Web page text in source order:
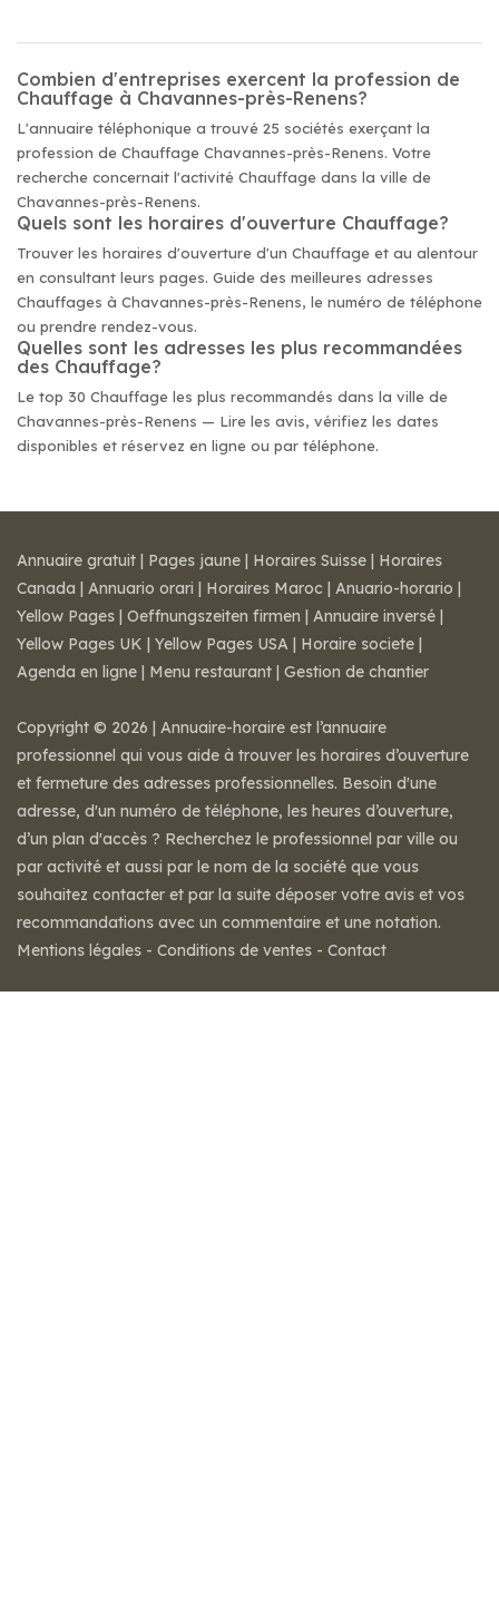
Combien d'entreprises exercent la profession de
Chauffage à Chavannes-près-Renens?
L'annuaire téléphonique a trouvé 25 sociétés exerçant la
profession de Chauffage Chavannes-près-Renens. Votre
recherche concernait l'activité Chauffage dans la ville de
Chavannes-près-Renens.
Quels sont les horaires d'ouverture Chauffage?
Trouver les horaires d'ouverture d'un Chauffage et au alentour
en consultant leurs pages. Guide des meilleures adresses
Chauffages à Chavannes-près-Renens, le numéro de téléphone
ou prendre rendez-vous.
Quelles sont les adresses les plus recommandées
des Chauffage?
Le top 30 Chauffage les plus recommandés dans la ville de
Chavannes-près-Renens — Lire les avis, vérifiez les dates
disponibles et réservez en ligne ou par téléphone.
Annuaire gratuit | Pages jaune | Horaires Suisse | Horaires
Canada | Annuario orari | Horaires Maroc | Anuario-horario |
Yellow Pages | Oeffnungszeiten firmen | Annuaire inversé |
Yellow Pages UK | Yellow Pages USA | Horaire societe |
Agenda en ligne | Menu restaurant | Gestion de chantier
Copyright © 2026 | Annuaire-horaire est l’annuaire
professionnel qui vous aide à trouver les horaires d’ouverture
et fermeture des adresses professionnelles. Besoin d'une
adresse, d'un numéro de téléphone, les heures d’ouverture,
d’un plan d'accès ? Recherchez le professionnel par ville ou
par activité et aussi par le nom de la société que vous
souhaitez contacter et par la suite déposer votre avis et vos
recommandations avec un commentaire et une notation.
Mentions légales - Conditions de ventes - Contact